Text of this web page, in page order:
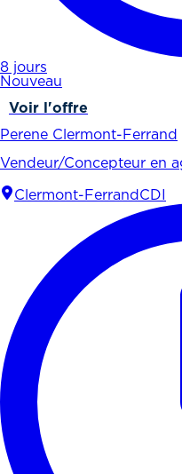
8 jours
Nouveau
Voir l'offre
Perene Clermont-Ferrand
Vendeur/Concepteur en
Clermont-Ferrand CDI